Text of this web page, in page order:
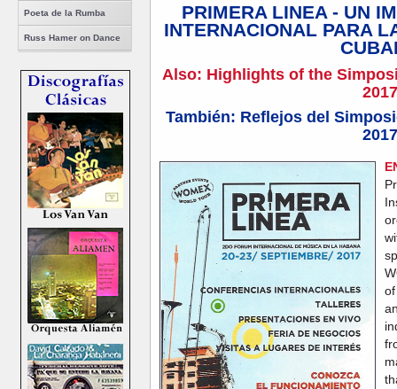
Poeta de la Rumba
Russ Hamer on Dance
PRIMERA LINEA - UN
INTERNACIONAL PARA
Also: Highlights of the
2017
También: Reflejos del
2017